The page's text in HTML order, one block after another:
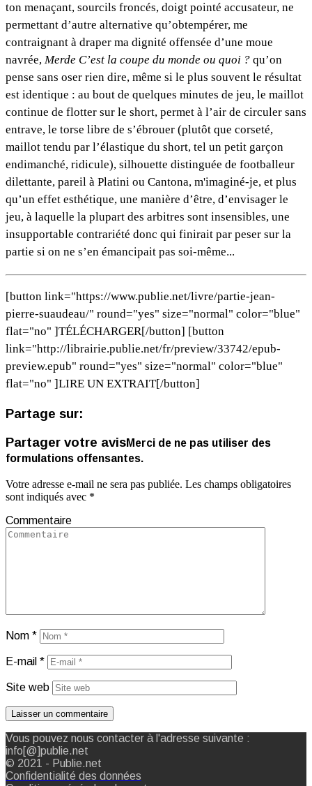
ton menaçant, sourcils froncés, doigt pointé accusateur, ne
permettant d’autre alternative qu’obtempérer, me
contraignant à draper ma dignité offensée d’une moue
navrée, Merde C’est la coupe du monde ou quoi ? qu’on
pense sans oser rien dire, même si le plus souvent le résultat
est identique : au bout de quelques minutes de jeu, le maillot
continue de flotter sur le short, permet à l’air de circuler sans
entrave, le torse libre de s’ébrouer (plutôt que corseté,
maillot tendu par l’élastique du short, tel un petit garçon
endimanché, ridicule), silhouette distinguée de footballeur
dilettante, pareil à Platini ou Cantona, m'imaginé-je, et plus
qu’un effet esthétique, une manière d’être, d’envisager le
jeu, à laquelle la plupart des arbitres sont insensibles, une
insupportable contrariété donc qui finirait par peser sur la
partie si on ne s’en émancipait pas soi-même...
[button link="https://www.publie.net/livre/partie-jean-
pierre-suaudeau/" round="yes" size="normal" color="blue"
flat="no" ]TÉLÉCHARGER[/button] [button
link="http://librairie.publie.net/fr/preview/33742/epub-
preview.epub" round="yes" size="normal" color="blue"
flat="no" ]LIRE UN EXTRAIT[/button]
Partage sur:
Partager votre avisMerci de ne pas utiliser des
formulations offensantes.
Votre adresse e-mail ne sera pas publiée. Les champs obligatoires
sont indiqués avec *
Commentaire
Nom *
E-mail *
Site web
Vous pouvez nous contacter à l'adresse suivante :
info[@]publie.net
© 2021 - Publie.net
Confidentialité des données